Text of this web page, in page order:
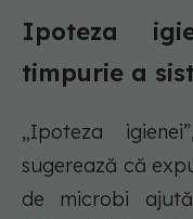
Ipoteza
timpurie a
„Ipoteza
sugerează că
de microbi